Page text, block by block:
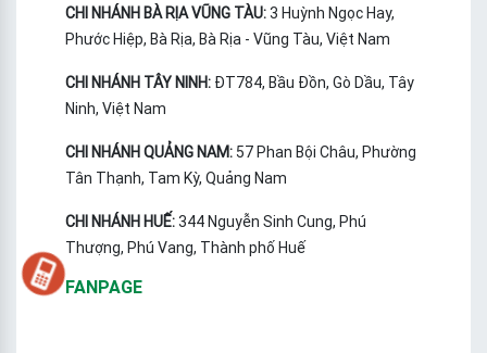
CHI NHÁNH BÀ RỊA VŨNG TÀU:3 Huỳnh Ngọc Hay,
Phước Hiệp, Bà Rịa, Bà Rịa - Vũng Tàu, Việt Nam
CHI NHÁNH TÂY NINH: ĐT784, Bầu Đồn, Gò Dầu, Tây
Ninh, Việt Nam
CHI NHÁNH QUẢNG NAM: 57 Phan Bội Châu, Phường
Tân Thạnh, Tam Kỳ, Quảng Nam
CHI NHÁNH HUẾ:344 Nguyễn Sinh Cung, Phú
Thượng, Phú Vang, Thành phố Huế
FANPAGE